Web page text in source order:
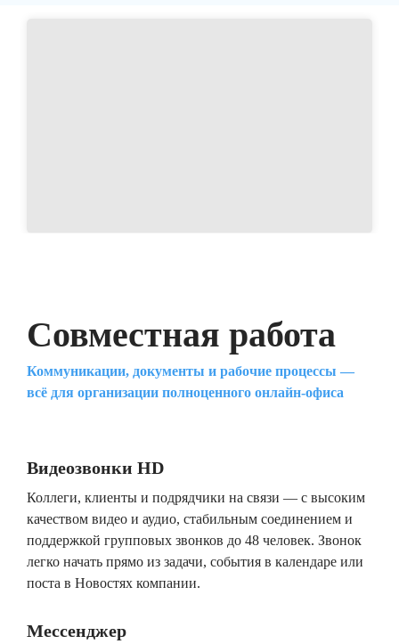
Совместная работа
Коммуникации, документы и рабочие процессы —
всё для организации полноценного онлайн-офиса
Видеозвонки HD
Коллеги, клиенты и подрядчики на связи — с высоким
качеством видео и аудио, стабильным соединением и
поддержкой групповых звонков до 48 человек. Звонок
легко начать прямо из задачи, события в календаре или
поста в Новостях компании.
Мессенджер